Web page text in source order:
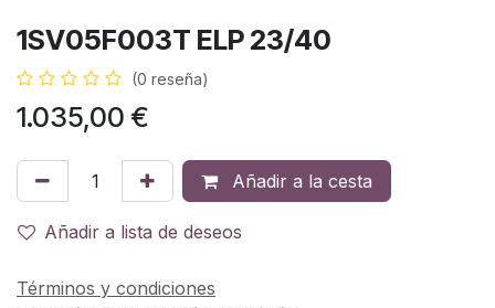
1SV05F003T ELP 23/40
(0 reseña)
1.035,00 €
Añadir a la cesta
Añadir a lista de deseos
Términos y condiciones